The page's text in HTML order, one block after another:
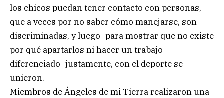
los chicos puedan tener contacto con personas,
que a veces por no saber cómo manejarse, son
discriminadas, y luego -para mostrar que no existe
por qué apartarlos ni hacer un trabajo
diferenciado- justamente, con el deporte se
unieron.
Miembros de Ángeles de mi Tierra realizaron una